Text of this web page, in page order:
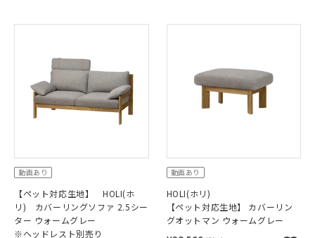
動画あり
【ペット対応生地】 HOLI(ホ
リ) カバーリングソファ 2.5シー
ター ウォームグレー
※ヘッドレスト別売り
動画あり
HOLI(ホリ)
【ペット対応生地】 カバーリン
グオットマン ウォームグレー